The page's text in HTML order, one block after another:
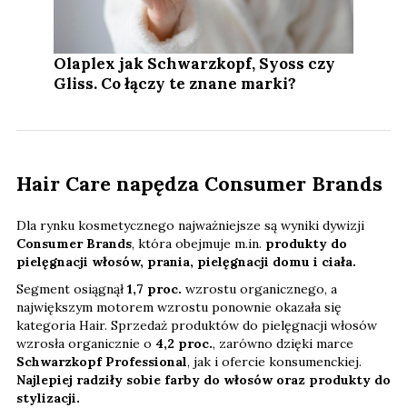
Olaplex jak Schwarzkopf, Syoss czy
Gliss. Co łączy te znane marki?
Hair Care napędza Consumer Brands
Dla rynku kosmetycznego najważniejsze są wyniki dywizji
Consumer Brands, która obejmuje m.in. produkty do
pielęgnacji włosów, prania, pielęgnacji domu i ciała.
Segment osiągnął1,7 proc. wzrostu organicznego, a
największym motorem wzrostu ponownie okazała się
kategoria Hair. Sprzedaż produktów do pielęgnacji włosów
wzrosła organicznie o 4,2 proc., zarówno dzięki marce
Schwarzkopf Professional, jak i ofercie konsumenckiej.
Najlepiej radziły sobie farby do włosów oraz produkty do
stylizacji.